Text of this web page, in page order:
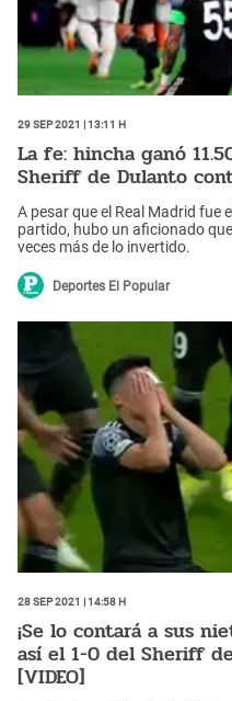
29 Sep 2021 | 13:11 h
La fe: hincha ganó
Sheriff de Dulanto
A pesar que el Real Madrid fue
partido, hubo un aficionado
veces más de lo invertido.
Deportes El Popular
28 Sep 2021 | 14:58 h
¡Se lo contará a sus
así el 1-0 del Sheriff
[VIDEO]